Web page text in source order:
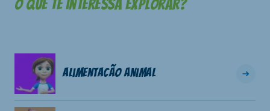
O que te interessa explorar?
Alimentacão Animal